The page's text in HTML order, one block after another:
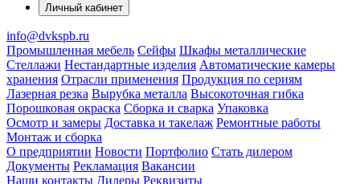
Личный кабинет
info@dvkspb.ru
Промышленная мебель Сейфы Шкафы металлические
Стеллажи Нестандартные изделия Автоматические камеры
хранения Отрасли применения Продукция по сериям
Лазерная резка Вырубка металла Высокоточная гибка
Порошковая окраска Сборка и сварка Упаковка
Осмотр и замеры Доставка и такелаж Ремонтные работы
Монтаж и сборка
О предприятии Новости Портфолио Стать дилером
Документы Рекламация Вакансии
Наши контакты Дилеры Реквизиты